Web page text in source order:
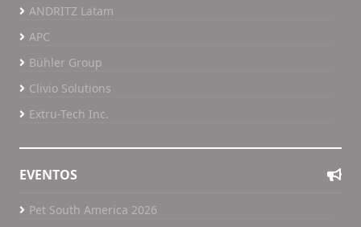
ANDRITZ Latam
APC
Bühler Group
Clivio Solutions
Extru-Tech Inc.
EVENTOS
Pet South America 2026